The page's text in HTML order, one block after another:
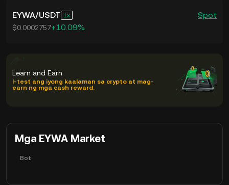
EYWA/USDT 1 Spot
$0.0002757+10.09%
Learn and Earn
I-test ang iyong kaalaman sa crypto at mag-
earn ng mga cash reward.
Mga EYWA Market
Bot